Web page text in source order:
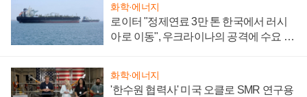
화학·에너지
로이터 "정제연료 3만 톤 한국에서 러시
아로 이동", 우크라이나의 공격에 수요 늘
화학·에너지
'한수원 협력사' 미국 오클로 SMR 연구용